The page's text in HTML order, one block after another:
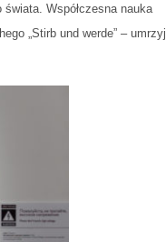
Współczesna nauka
„Stirb und werde” – umrzyj